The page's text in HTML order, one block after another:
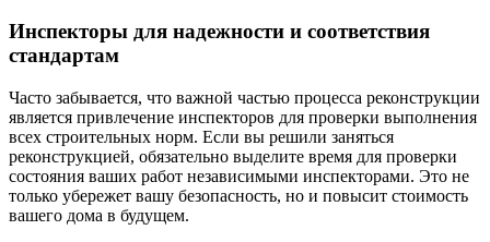
Инспекторы для надежности и соответствия
стандартам
Часто забывается, что важной частью процесса реконструкции
является привлечение инспекторов для проверки выполнения
всех строительных норм. Если вы решили заняться
реконструкцией, обязательно выделите время для проверки
состояния ваших работ независимыми инспекторами. Это не
только убережет вашу безопасность, но и повысит стоимость
вашего дома в будущем.